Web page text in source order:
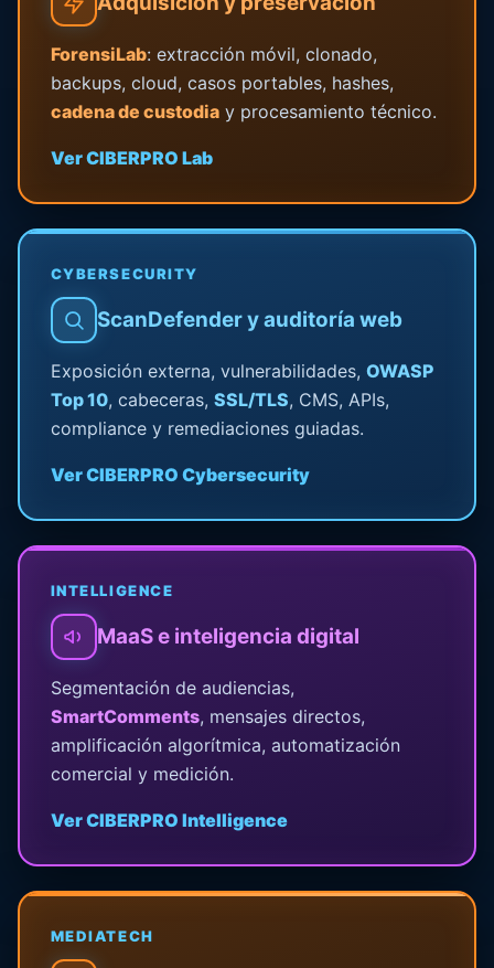
ForensiLab: extracción móvil, clonado,
backups, cloud, casos portables, hashes,
cadena de custodiay procesamiento técnico.
Ver CIBERPRO Lab
CYBERSECURITY
ScanDefender y auditoría web
Exposición externa, vulnerabilidades, OWASP
Top 10, cabeceras, SSL/TLS, CMS, APIs,
compliance y remediaciones guiadas.
Ver CIBERPRO Cybersecurity
INTELLIGENCE
MaaS e inteligencia digital
Segmentación de audiencias,
SmartComments, mensajes directos,
amplificación algorítmica, automatización
comercial y medición.
Ver CIBERPRO Intelligence
MEDIATECH